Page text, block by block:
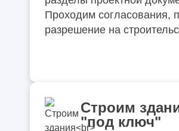
Проходим согласования,
разрешение на
Строим
"под ключ"